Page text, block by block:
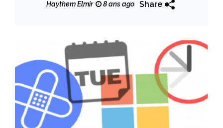
Haythem Elmir 8 ans ago Share